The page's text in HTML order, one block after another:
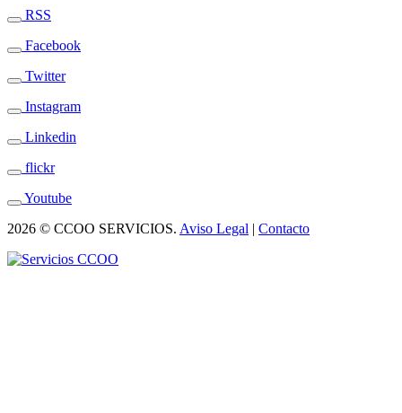
RSS
Facebook
Twitter
Instagram
Linkedin
flickr
Youtube
2026 © CCOO SERVICIOS. Aviso Legal | Contacto